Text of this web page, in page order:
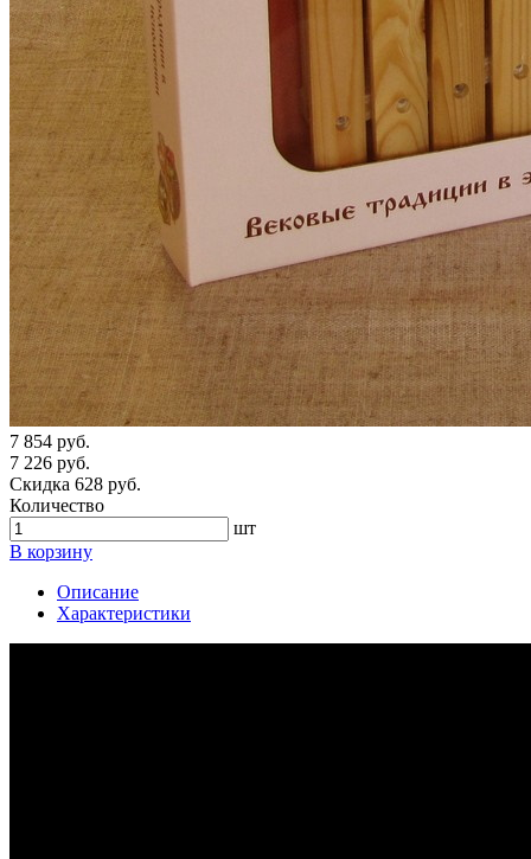
7 854 руб.
7 226 руб.
Скидка 628 руб.
Количество
шт
В корзину
Описание
Характеристики